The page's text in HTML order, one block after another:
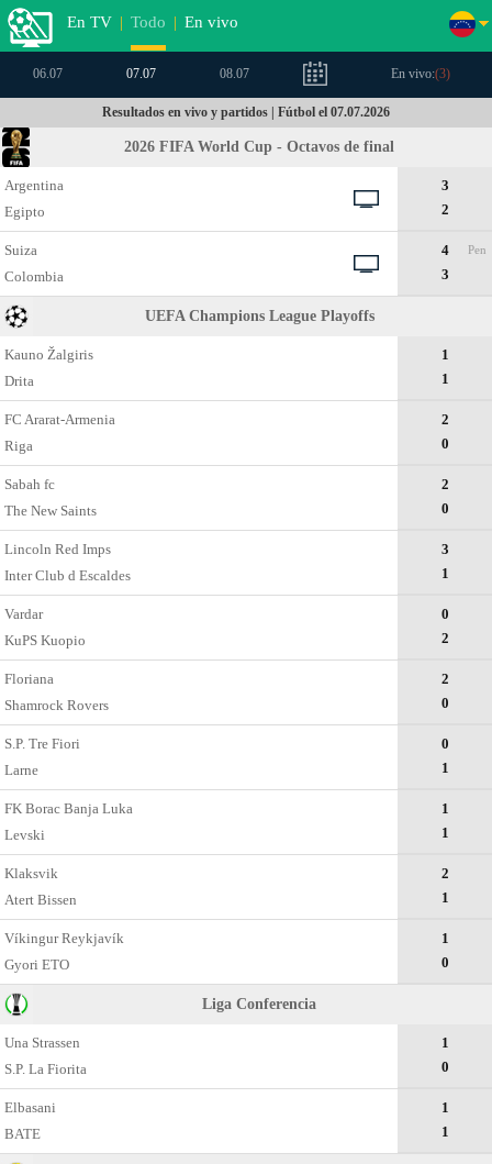
En TV | Todo | En vivo
06.07 07.07 08.07 En vivo:(3)
Resultados en vivo y partidos | Fútbol el 07.07.2026
2026 FIFA World Cup - Octavos de final
Argentina
Egipto
3
2
Suiza
Colombia
4
3
Pen
UEFA Champions League Playoffs
Kauno Žalgiris
Drita
1
1
FC Ararat-Armenia
Riga
2
0
Sabah fc
The New Saints
2
0
Lincoln Red Imps
Inter Club d Escaldes
3
1
Vardar
KuPS Kuopio
0
2
Floriana
Shamrock Rovers
2
0
S.P. Tre Fiori
Larne
0
1
FK Borac Banja Luka
Levski
1
1
Klaksvik
Atert Bissen
2
1
Víkingur Reykjavík
Gyоri ETO
1
0
Liga Conferencia
Una Strassen
S.P. La Fiorita
1
0
Elbasani
BATE
1
1